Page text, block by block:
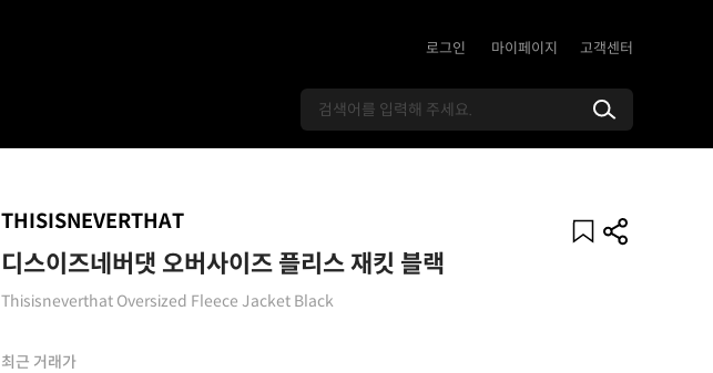
로그인 마이페이지 고객센터
THISISNEVERTHAT
디스이즈네버댓 오버사이즈 플리스 재킷 블랙
Thisisneverthat Oversized Fleece Jacket Black
최근 거래가